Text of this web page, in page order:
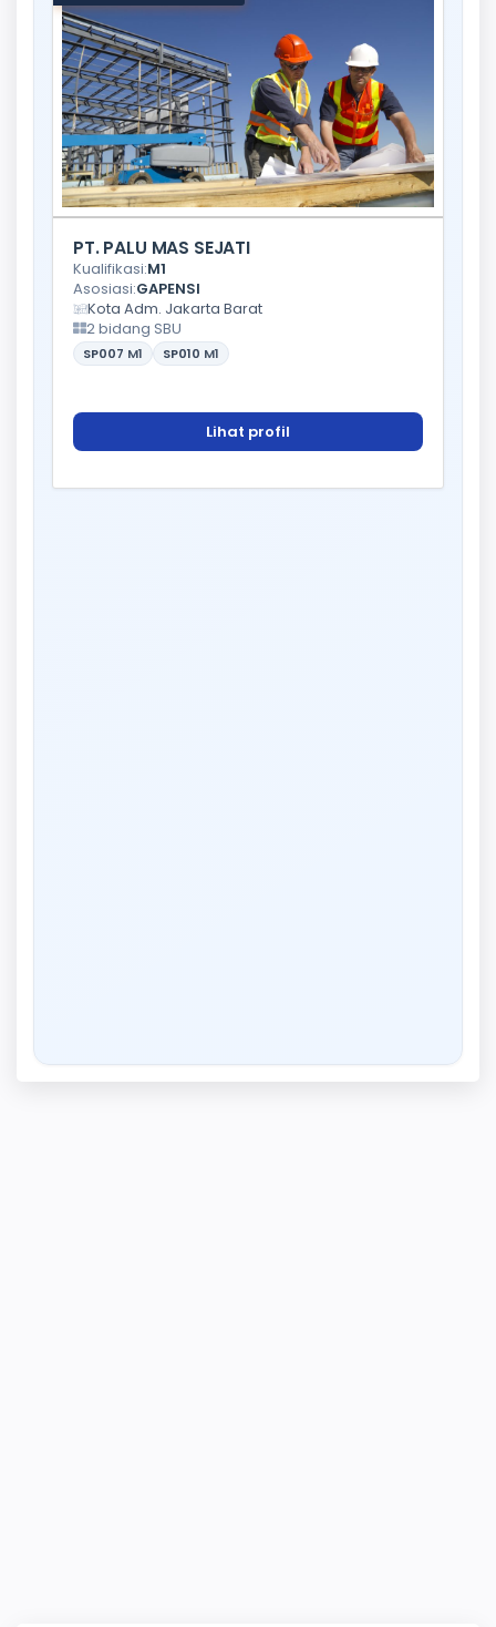
PT. PALU MAS SEJATI
Kualifikasi:M1
Asosiasi:GAPENSI
Kota Adm. Jakarta Barat
2 bidang SBU
SP007 M1 SP010 M1
Lihat profil